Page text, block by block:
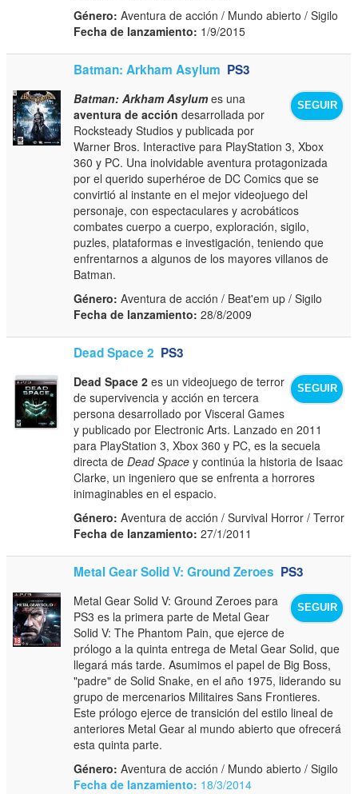
Género: Aventura de acción / Mundo abierto / Sigilo
Fecha de lanzamiento: 1/9/2015
Batman: Arkham Asylum PS3
SEGUIR
Batman: Arkham Asylumes una
aventura de acción desarrollada por
Rocksteady Studios y publicada por
Warner Bros. Interactive para PlayStation 3, Xbox
360 y PC. Una inolvidable aventura protagonizada
por el querido superhéroe de DC Comics que se
convirtió al instante en el mejor videojuego del
personaje, con espectaculares y acrobáticos
combates cuerpo a cuerpo, exploración, sigilo,
puzles, plataformas e investigación, teniendo que
enfrentarnos a algunos de los mayores villanos de
Batman.
Género: Aventura de acción / Beat'em up / Sigilo
Fecha de lanzamiento: 28/8/2009
Dead Space 2 PS3
SEGUIR
Dead Space 2 es un videojuego de terror
de supervivencia y acción en tercera
persona desarrollado por Visceral Games
y publicado por Electronic Arts. Lanzado en 2011
para PlayStation 3, Xbox 360 y PC, es la secuela
directa deDead Space y continúa la historia de Isaac
Clarke, un ingeniero que se enfrenta a horrores
inimaginables en el espacio.
Género: Aventura de acción / Survival Horror / Terror
Fecha de lanzamiento: 27/1/2011
Metal Gear Solid V: Ground Zeroes PS3
SEGUIR
Metal Gear Solid V: Ground Zeroes para
PS3 es la primera parte de Metal Gear
Solid V: The Phantom Pain, que ejerce de
prólogo a la quinta entrega de Metal Gear Solid, que
llegará más tarde. Asumimos el papel de Big Boss,
"padre" de Solid Snake, en el año 1975, liderando su
grupo de mercenarios Militaires Sans Frontieres.
Este prólogo ejerce de transición del estilo lineal de
anteriores Metal Gear al mundo abierto que ofrecerá
esta quinta parte.
Género: Aventura de acción / Mundo abierto / Sigilo
Fecha de lanzamiento: 18/3/2014